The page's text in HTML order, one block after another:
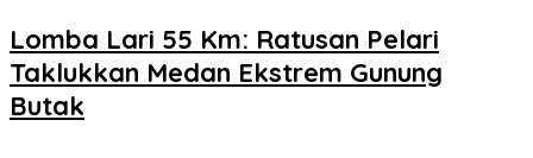
Lomba Lari 55 Km: Ratusan Pelari
Taklukkan Medan Ekstrem Gunung
Butak